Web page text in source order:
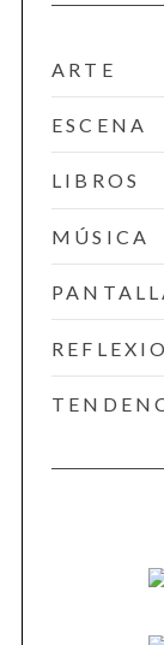
ARTE
ESCENA
LIBROS
MÚSICA